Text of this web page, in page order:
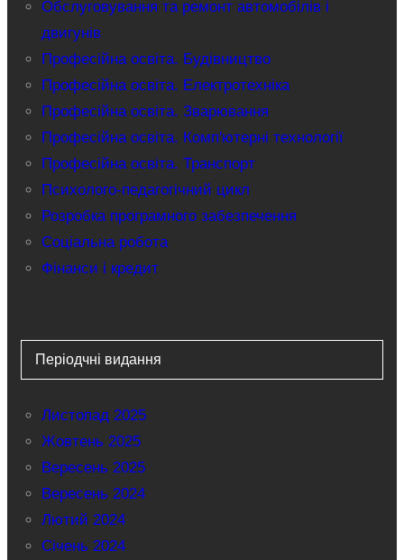
Обслуговування та ремонт автомобілів і
двигунів
Професійна освіта. Будівництво
Професійна освіта. Електротехніка
Професійна освіта. Зварювання
Професійна освіта. Комп'ютерні технології
Професійна освіта. Транспорт
Психолого-педагогічний цикл
Розробка програмного забезпечення
Соціальна робота
Фінанси і кредит
Періодчні видання
Листопад 2025
Жовтень 2025
Вересень 2025
Вересень 2024
Лютий 2024
Січень 2024